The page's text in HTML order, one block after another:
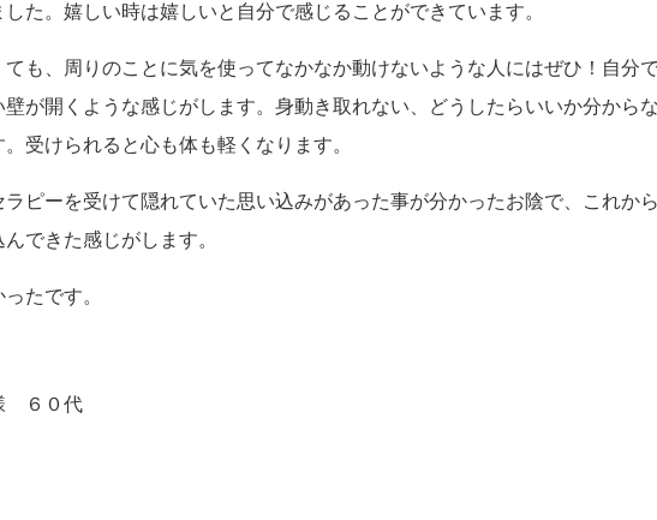
した。嬉しい時は嬉しいと自分で感じることができています。
ても、周りのことに気を使ってなかなか動けないような人にはぜひ！自分
壁が開くような感じがします。身動き取れない、どうしたらいいか分から
受けられると心も体も軽くなります。
ラピーを受けて隠れていた思い込みがあった事が分かったお陰で、これか
できた感じがします。
たです。
６０代